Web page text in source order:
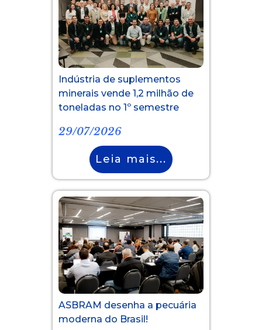
Indústria de suplementos
minerais vende 1,2 milhão de
toneladas no 1º semestre
29/07/2026
Leia mais...
ASBRAM desenha a pecuária
moderna do Brasil!